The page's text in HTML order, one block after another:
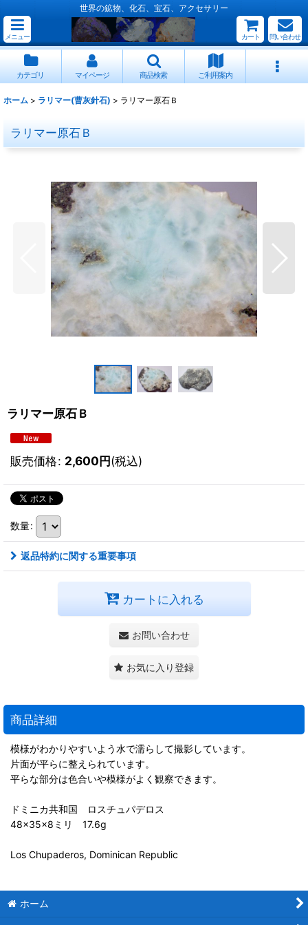
世界の鉱物、化石、宝石、アクセサリー
メニュー カート 問い合わせ
カテゴリ マイページ 商品検索 ご利用案内
ホーム > ラリマー(曹灰針石) > ラリマー原石Ｂ
ラリマー原石Ｂ
ラリマー原石Ｂ
販売価格: 2,600円(税込)
数量:
返品特約に関する重要事項
カートに入れる
お問い合わせ
お気に入り登録
商品詳細
模様がわかりやすいよう水で濡らして撮影しています。
片面が平らに整えられています。
平らな部分は色合いや模様がよく観察できます。
ドミニカ共和国 ロスチュパデロス
48×35×8ミリ 17.6g
Los Chupaderos, Dominican Republic
ホーム